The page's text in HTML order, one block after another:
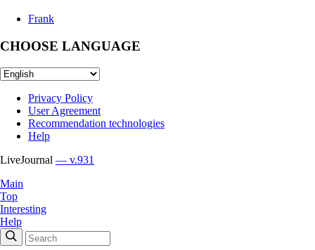
Frank
CHOOSE LANGUAGE
Privacy Policy
User Agreement
Recommendation technologies
Help
LiveJournal — v.931
Main
Top
Interesting
Help